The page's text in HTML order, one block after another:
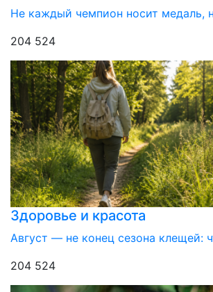
Не каждый чемпион носит медаль,
204 524
Здоровье и красота
Август — не конец сезона клещей:
204 524